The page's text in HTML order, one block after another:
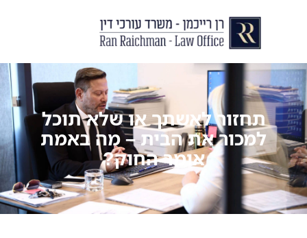
תחזור לאשתך או שלא תוכל
למכור את הבית – מה באמת
אומר החוק?